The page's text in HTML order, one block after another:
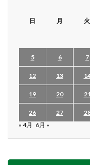
日 月 火
5 6 7
12 13
19 20
26 27
« 4月 6月 »